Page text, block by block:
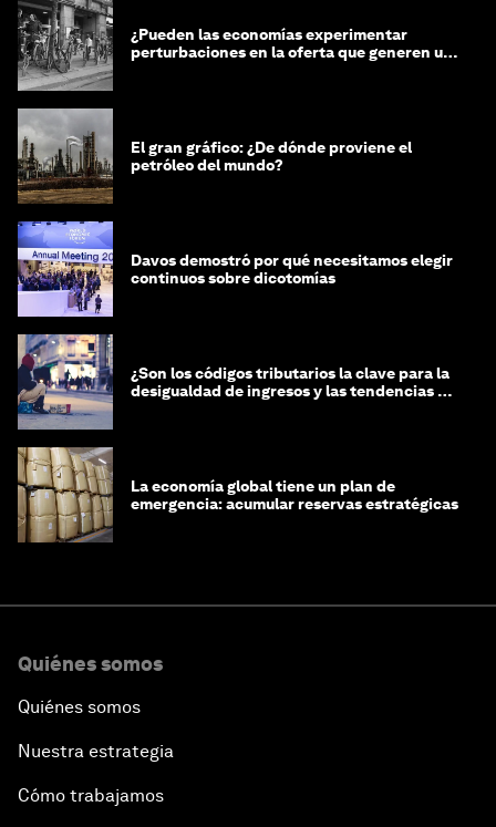
¿Pueden las economías experimentar
perturbaciones en la oferta que generen un
El gran gráfico: ¿De dónde proviene el
petróleo del mundo?
Davos demostró por qué necesitamos elegir
continuos sobre dicotomías
¿Son los códigos tributarios la clave para la
desigualdad de ingresos y las tendencias de
La economía global tiene un plan de
emergencia: acumular reservas estratégicas
Quiénes somos
Quiénes somos
Nuestra estrategia
Cómo trabajamos